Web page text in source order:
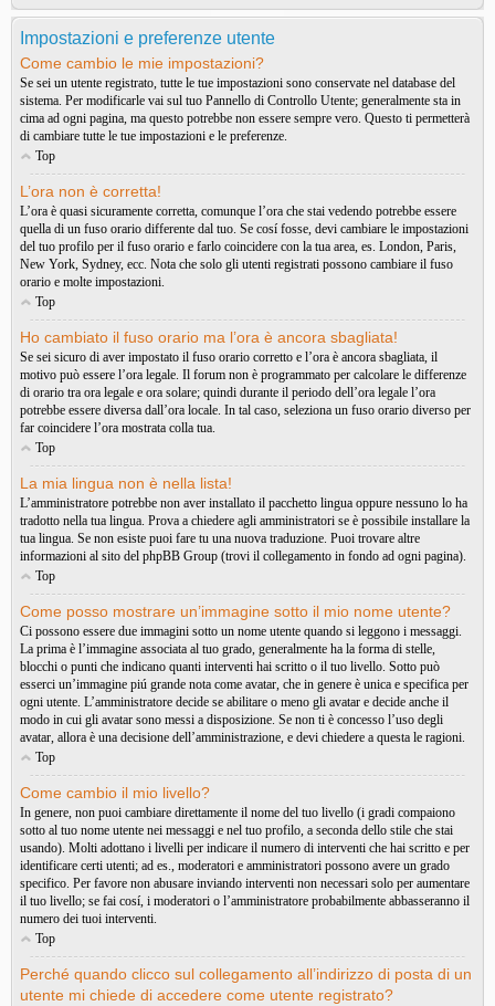
Impostazioni e preferenze utente
Come cambio le mie impostazioni?
Se sei un utente registrato, tutte le tue impostazioni sono conservate nel database del
sistema. Per modificarle vai sul tuo Pannello di Controllo Utente; generalmente sta in
cima ad ogni pagina, ma questo potrebbe non essere sempre vero. Questo ti permetterà
di cambiare tutte le tue impostazioni e le preferenze.
Top
L’ora non è corretta!
L’ora è quasi sicuramente corretta, comunque l’ora che stai vedendo potrebbe essere
quella di un fuso orario differente dal tuo. Se cosí fosse, devi cambiare le impostazioni
del tuo profilo per il fuso orario e farlo coincidere con la tua area, es. London, Paris,
New York, Sydney, ecc. Nota che solo gli utenti registrati possono cambiare il fuso
orario e molte impostazioni.
Top
Ho cambiato il fuso orario ma l’ora è ancora sbagliata!
Se sei sicuro di aver impostato il fuso orario corretto e l’ora è ancora sbagliata, il
motivo può essere l’ora legale. Il forum non è programmato per calcolare le differenze
di orario tra ora legale e ora solare; quindi durante il periodo dell’ora legale l’ora
potrebbe essere diversa dall’ora locale. In tal caso, seleziona un fuso orario diverso per
far coincidere l’ora mostrata colla tua.
Top
La mia lingua non è nella lista!
L’amministratore potrebbe non aver installato il pacchetto lingua oppure nessuno lo ha
tradotto nella tua lingua. Prova a chiedere agli amministratori se è possibile installare la
tua lingua. Se non esiste puoi fare tu una nuova traduzione. Puoi trovare altre
informazioni al sito del phpBB Group (trovi il collegamento in fondo ad ogni pagina).
Top
Come posso mostrare un’immagine sotto il mio nome utente?
Ci possono essere due immagini sotto un nome utente quando si leggono i messaggi.
La prima è l’immagine associata al tuo grado, generalmente ha la forma di stelle,
blocchi o punti che indicano quanti interventi hai scritto o il tuo livello. Sotto può
esserci un’immagine piú grande nota come avatar, che in genere è unica e specifica per
ogni utente. L’amministratore decide se abilitare o meno gli avatar e decide anche il
modo in cui gli avatar sono messi a disposizione. Se non ti è concesso l’uso degli
avatar, allora è una decisione dell’amministrazione, e devi chiedere a questa le ragioni.
Top
Come cambio il mio livello?
In genere, non puoi cambiare direttamente il nome del tuo livello (i gradi compaiono
sotto al tuo nome utente nei messaggi e nel tuo profilo, a seconda dello stile che stai
usando). Molti adottano i livelli per indicare il numero di interventi che hai scritto e per
identificare certi utenti; ad es., moderatori e amministratori possono avere un grado
specifico. Per favore non abusare inviando interventi non necessari solo per aumentare
il tuo livello; se fai cosí, i moderatori o l’amministratore probabilmente abbasseranno il
numero dei tuoi interventi.
Top
Perché quando clicco sul collegamento all’indirizzo di posta di un
utente mi chiede di accedere come utente registrato?